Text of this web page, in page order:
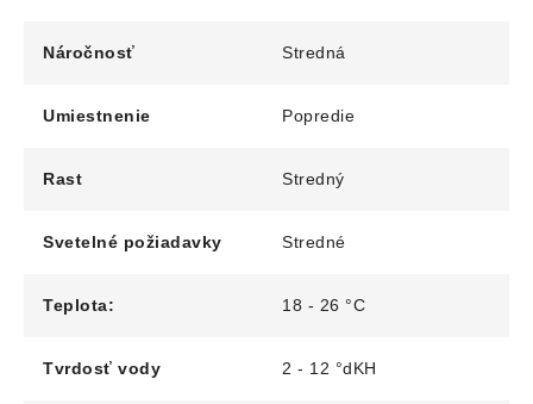
Náročnosť Stredná
Umiestnenie Popredie
Rast Stredný
Svetelné požiadavky Stredné
Teplota: 18 - 26 °C
Tvrdosť vody 2 - 12 °dKH